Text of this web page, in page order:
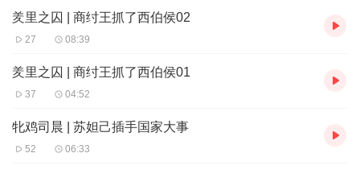
羑里之囚 | 商纣王抓了西伯侯02
27 08:39
羑里之囚 | 商纣王抓了西伯侯01
37 04:52
牝鸡司晨 | 苏妲己插手国家大事
52 06:33